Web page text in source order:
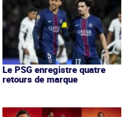
Le PSG enregistre quatre
retours de marque